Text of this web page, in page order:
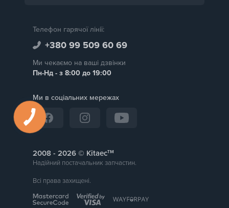
Телефон гарячої лінії:
+380 99 509 60 69
Ми чекаємо на ваші дзвінки
Пн-Нд - з 8:00 до 19:00
Ми в соціальних мережах
2008 - © Kitaecтм
Надійний постачальник запчастин.
Всі права захищені.